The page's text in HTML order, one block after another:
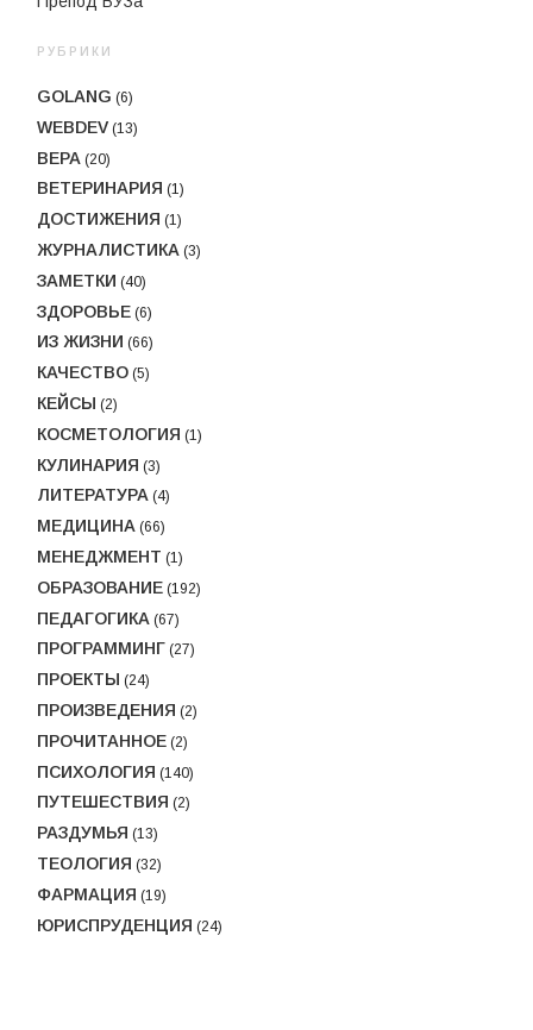
РУБРИКИ
GOLANG (6)
WEBDEV (13)
ВЕРА (20)
ВЕТЕРИНАРИЯ (1)
ДОСТИЖЕНИЯ (1)
ЖУРНАЛИСТИКА (3)
ЗАМЕТКИ (40)
ЗДОРОВЬЕ (6)
ИЗ ЖИЗНИ (66)
КАЧЕСТВО (5)
КЕЙСЫ (2)
КОСМЕТОЛОГИЯ (1)
КУЛИНАРИЯ (3)
ЛИТЕРАТУРА (4)
МЕДИЦИНА (66)
МЕНЕДЖМЕНТ (1)
ОБРАЗОВАНИЕ (192)
ПЕДАГОГИКА (67)
ПРОГРАММИНГ (27)
ПРОЕКТЫ (24)
ПРОИЗВЕДЕНИЯ (2)
ПРОЧИТАННОЕ (2)
ПСИХОЛОГИЯ (140)
ПУТЕШЕСТВИЯ (2)
РАЗДУМЬЯ (13)
ТЕОЛОГИЯ (32)
ФАРМАЦИЯ (19)
ЮРИСПРУДЕНЦИЯ (24)